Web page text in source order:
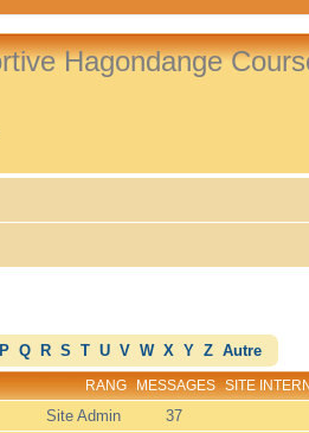
Hagondange
P Q R S T U V W X Y Z Autre
RANG MESSAGES SITE
Site Admin 37